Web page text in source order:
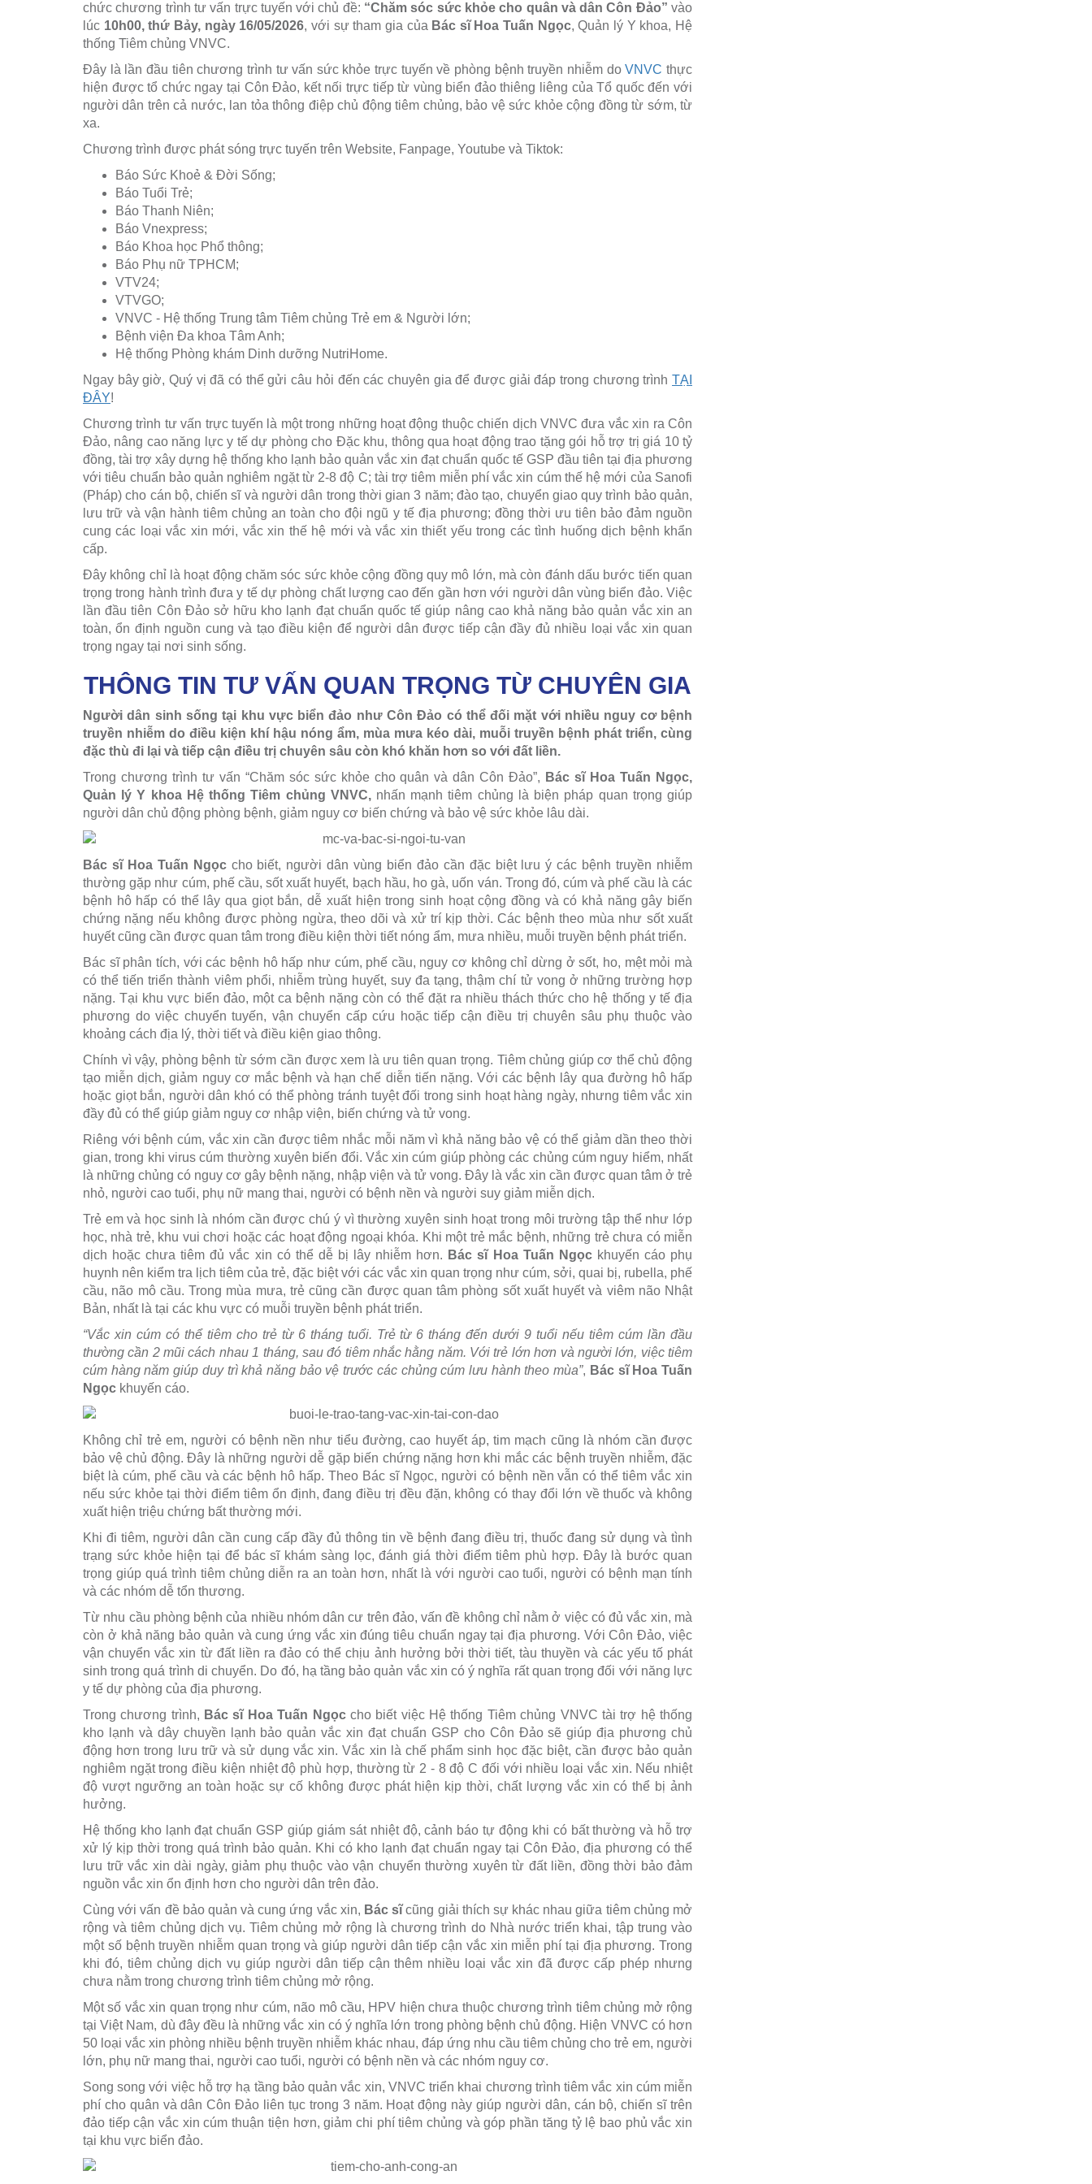
chức chương trình tư vấn trực tuyến với chủ đề: “Chăm sóc sức khỏe cho quân và dân Côn Đảo” vào
lúc 10h00, thứ Bảy, ngày 16/05/2026, với sự tham gia của Bác sĩ Hoa Tuấn Ngọc, Quản lý Y khoa, Hệ
thống Tiêm chủng VNVC.
Đây là lần đầu tiên chương trình tư vấn sức khỏe trực tuyến về phòng bệnh truyền nhiễm doVNVC thực
hiện được tổ chức ngay tại Côn Đảo, kết nối trực tiếp từ vùng biển đảo thiêng liêng của Tổ quốc đến với
người dân trên cả nước, lan tỏa thông điệp chủ động tiêm chủng, bảo vệ sức khỏe cộng đồng từ sớm, từ
xa.
Chương trình được phát sóng trực tuyến trên Website, Fanpage, Youtube và Tiktok:
Báo Sức Khoẻ & Đời Sống;
Báo Tuổi Trẻ;
Báo Thanh Niên;
Báo Vnexpress;
Báo Khoa học Phổ thông;
Báo Phụ nữ TPHCM;
VTV24;
VTVGO;
VNVC - Hệ thống Trung tâm Tiêm chủng Trẻ em & Người lớn;
Bệnh viện Đa khoa Tâm Anh;
Hệ thống Phòng khám Dinh dưỡng NutriHome.
Ngay bây giờ, Quý vị đã có thể gửi câu hỏi đến các chuyên gia để được giải đáp trong chương trình TẠI
ĐÂY!
Chương trình tư vấn trực tuyến là một trong những hoạt động thuộc chiến dịch VNVC đưa vắc xin ra Côn
Đảo, nâng cao năng lực y tế dự phòng cho Đặc khu, thông qua hoạt động trao tặng gói hỗ trợ trị giá 10 tỷ
đồng, tài trợ xây dựng hệ thống kho lạnh bảo quản vắc xin đạt chuẩn quốc tế GSP đầu tiên tại địa phương
với tiêu chuẩn bảo quản nghiêm ngặt từ 2-8 độ C; tài trợ tiêm miễn phí vắc xin cúm thế hệ mới của Sanofi
(Pháp) cho cán bộ, chiến sĩ và người dân trong thời gian 3 năm; đào tạo, chuyển giao quy trình bảo quản,
lưu trữ và vận hành tiêm chủng an toàn cho đội ngũ y tế địa phương; đồng thời ưu tiên bảo đảm nguồn
cung các loại vắc xin mới, vắc xin thế hệ mới và vắc xin thiết yếu trong các tình huống dịch bệnh khẩn
cấp.
Đây không chỉ là hoạt động chăm sóc sức khỏe cộng đồng quy mô lớn, mà còn đánh dấu bước tiến quan
trọng trong hành trình đưa y tế dự phòng chất lượng cao đến gần hơn với người dân vùng biển đảo. Việc
lần đầu tiên Côn Đảo sở hữu kho lạnh đạt chuẩn quốc tế giúp nâng cao khả năng bảo quản vắc xin an
toàn, ổn định nguồn cung và tạo điều kiện để người dân được tiếp cận đầy đủ nhiều loại vắc xin quan
trọng ngay tại nơi sinh sống.
THÔNG TIN TƯ VẤN QUAN TRỌNG TỪ CHUYÊN GIA
Người dân sinh sống tại khu vực biển đảo như Côn Đảo có thể đối mặt với nhiều nguy cơ bệnh
truyền nhiễm do điều kiện khí hậu nóng ẩm, mùa mưa kéo dài, muỗi truyền bệnh phát triển, cùng
đặc thù đi lại và tiếp cận điều trị chuyên sâu còn khó khăn hơn so với đất liền.
Trong chương trình tư vấn “Chăm sóc sức khỏe cho quân và dân Côn Đảo”, Bác sĩ Hoa Tuấn Ngọc,
Quản lý Y khoa Hệ thống Tiêm chủng VNVC,nhấn mạnh tiêm chủng là biện pháp quan trọng giúp
người dân chủ động phòng bệnh, giảm nguy cơ biến chứng và bảo vệ sức khỏe lâu dài.
Bác sĩ Hoa Tuấn Ngọc cho biết, người dân vùng biển đảo cần đặc biệt lưu ý các bệnh truyền nhiễm
thường gặp như cúm, phế cầu, sốt xuất huyết, bạch hầu, ho gà, uốn ván. Trong đó, cúm và phế cầu là các
bệnh hô hấp có thể lây qua giọt bắn, dễ xuất hiện trong sinh hoạt cộng đồng và có khả năng gây biến
chứng nặng nếu không được phòng ngừa, theo dõi và xử trí kịp thời. Các bệnh theo mùa như sốt xuất
huyết cũng cần được quan tâm trong điều kiện thời tiết nóng ẩm, mưa nhiều, muỗi truyền bệnh phát triển.
Bác sĩ phân tích, với các bệnh hô hấp như cúm, phế cầu, nguy cơ không chỉ dừng ở sốt, ho, mệt mỏi mà
có thể tiến triển thành viêm phổi, nhiễm trùng huyết, suy đa tạng, thậm chí tử vong ở những trường hợp
nặng. Tại khu vực biển đảo, một ca bệnh nặng còn có thể đặt ra nhiều thách thức cho hệ thống y tế địa
phương do việc chuyển tuyến, vận chuyển cấp cứu hoặc tiếp cận điều trị chuyên sâu phụ thuộc vào
khoảng cách địa lý, thời tiết và điều kiện giao thông.
Chính vì vậy, phòng bệnh từ sớm cần được xem là ưu tiên quan trọng. Tiêm chủng giúp cơ thể chủ động
tạo miễn dịch, giảm nguy cơ mắc bệnh và hạn chế diễn tiến nặng. Với các bệnh lây qua đường hô hấp
hoặc giọt bắn, người dân khó có thể phòng tránh tuyệt đối trong sinh hoạt hàng ngày, nhưng tiêm vắc xin
đầy đủ có thể giúp giảm nguy cơ nhập viện, biến chứng và tử vong.
Riêng với bệnh cúm, vắc xin cần được tiêm nhắc mỗi năm vì khả năng bảo vệ có thể giảm dần theo thời
gian, trong khi virus cúm thường xuyên biến đổi. Vắc xin cúm giúp phòng các chủng cúm nguy hiểm, nhất
là những chủng có nguy cơ gây bệnh nặng, nhập viện và tử vong. Đây là vắc xin cần được quan tâm ở trẻ
nhỏ, người cao tuổi, phụ nữ mang thai, người có bệnh nền và người suy giảm miễn dịch.
Trẻ em và học sinh là nhóm cần được chú ý vì thường xuyên sinh hoạt trong môi trường tập thể như lớp
học, nhà trẻ, khu vui chơi hoặc các hoạt động ngoại khóa. Khi một trẻ mắc bệnh, những trẻ chưa có miễn
dịch hoặc chưa tiêm đủ vắc xin có thể dễ bị lây nhiễm hơn. Bác sĩ Hoa Tuấn Ngọckhuyến cáo phụ
huynh nên kiểm tra lịch tiêm của trẻ, đặc biệt với các vắc xin quan trọng như cúm, sởi, quai bị, rubella, phế
cầu, não mô cầu. Trong mùa mưa, trẻ cũng cần được quan tâm phòng sốt xuất huyết và viêm não Nhật
Bản, nhất là tại các khu vực có muỗi truyền bệnh phát triển.
“Vắc xin cúm có thể tiêm cho trẻ từ 6 tháng tuổi. Trẻ từ 6 tháng đến dưới 9 tuổi nếu tiêm cúm lần đầu
thường cần 2 mũi cách nhau 1 tháng, sau đó tiêm nhắc hằng năm. Với trẻ lớn hơn và người lớn, việc tiêm
cúm hàng năm giúp duy trì khả năng bảo vệ trước các chủng cúm lưu hành theo mùa”, Bác sĩ Hoa Tuấn
Ngọc khuyến cáo.
Không chỉ trẻ em, người có bệnh nền như tiểu đường, cao huyết áp, tim mạch cũng là nhóm cần được
bảo vệ chủ động. Đây là những người dễ gặp biến chứng nặng hơn khi mắc các bệnh truyền nhiễm, đặc
biệt là cúm, phế cầu và các bệnh hô hấp. Theo Bác sĩ Ngọc, người có bệnh nền vẫn có thể tiêm vắc xin
nếu sức khỏe tại thời điểm tiêm ổn định, đang điều trị đều đặn, không có thay đổi lớn về thuốc và không
xuất hiện triệu chứng bất thường mới.
Khi đi tiêm, người dân cần cung cấp đầy đủ thông tin về bệnh đang điều trị, thuốc đang sử dụng và tình
trạng sức khỏe hiện tại để bác sĩ khám sàng lọc, đánh giá thời điểm tiêm phù hợp. Đây là bước quan
trọng giúp quá trình tiêm chủng diễn ra an toàn hơn, nhất là với người cao tuổi, người có bệnh mạn tính
và các nhóm dễ tổn thương.
Từ nhu cầu phòng bệnh của nhiều nhóm dân cư trên đảo, vấn đề không chỉ nằm ở việc có đủ vắc xin, mà
còn ở khả năng bảo quản và cung ứng vắc xin đúng tiêu chuẩn ngay tại địa phương. Với Côn Đảo, việc
vận chuyển vắc xin từ đất liền ra đảo có thể chịu ảnh hưởng bởi thời tiết, tàu thuyền và các yếu tố phát
sinh trong quá trình di chuyển. Do đó, hạ tầng bảo quản vắc xin có ý nghĩa rất quan trọng đối với năng lực
y tế dự phòng của địa phương.
Trong chương trình, Bác sĩ Hoa Tuấn Ngọccho biết việc Hệ thống Tiêm chủng VNVC tài trợ hệ thống
kho lạnh và dây chuyền lạnh bảo quản vắc xin đạt chuẩn GSP cho Côn Đảo sẽ giúp địa phương chủ
động hơn trong lưu trữ và sử dụng vắc xin. Vắc xin là chế phẩm sinh học đặc biệt, cần được bảo quản
nghiêm ngặt trong điều kiện nhiệt độ phù hợp, thường từ 2 - 8 độ C đối với nhiều loại vắc xin. Nếu nhiệt
độ vượt ngưỡng an toàn hoặc sự cố không được phát hiện kịp thời, chất lượng vắc xin có thể bị ảnh
hưởng.
Hệ thống kho lạnh đạt chuẩn GSP giúp giám sát nhiệt độ, cảnh báo tự động khi có bất thường và hỗ trợ
xử lý kịp thời trong quá trình bảo quản. Khi có kho lạnh đạt chuẩn ngay tại Côn Đảo, địa phương có thể
lưu trữ vắc xin dài ngày, giảm phụ thuộc vào vận chuyển thường xuyên từ đất liền, đồng thời bảo đảm
nguồn vắc xin ổn định hơn cho người dân trên đảo.
Cùng với vấn đề bảo quản và cung ứng vắc xin, Bác sĩcũng giải thích sự khác nhau giữa tiêm chủng mở
rộng và tiêm chủng dịch vụ. Tiêm chủng mở rộng là chương trình do Nhà nước triển khai, tập trung vào
một số bệnh truyền nhiễm quan trọng và giúp người dân tiếp cận vắc xin miễn phí tại địa phương. Trong
khi đó, tiêm chủng dịch vụ giúp người dân tiếp cận thêm nhiều loại vắc xin đã được cấp phép nhưng
chưa nằm trong chương trình tiêm chủng mở rộng.
Một số vắc xin quan trọng như cúm, não mô cầu, HPV hiện chưa thuộc chương trình tiêm chủng mở rộng
tại Việt Nam, dù đây đều là những vắc xin có ý nghĩa lớn trong phòng bệnh chủ động. Hiện VNVC có hơn
50 loại vắc xin phòng nhiều bệnh truyền nhiễm khác nhau, đáp ứng nhu cầu tiêm chủng cho trẻ em, người
lớn, phụ nữ mang thai, người cao tuổi, người có bệnh nền và các nhóm nguy cơ.
Song song với việc hỗ trợ hạ tầng bảo quản vắc xin, VNVC triển khai chương trình tiêm vắc xin cúm miễn
phí cho quân và dân Côn Đảo liên tục trong 3 năm. Hoạt động này giúp người dân, cán bộ, chiến sĩ trên
đảo tiếp cận vắc xin cúm thuận tiện hơn, giảm chi phí tiêm chủng và góp phần tăng tỷ lệ bao phủ vắc xin
tại khu vực biển đảo.